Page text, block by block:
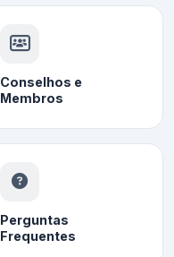
Conselhos e
Membros
Perguntas
Frequentes